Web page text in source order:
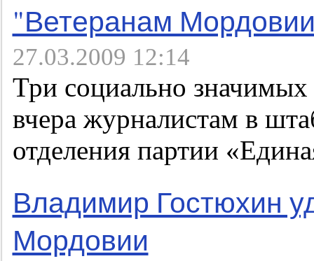
"Ветеранам
27.03.2009 12:14
Три социально
вчера журналистам в
отделения партии
Владимир Гостюхин
Мордовии